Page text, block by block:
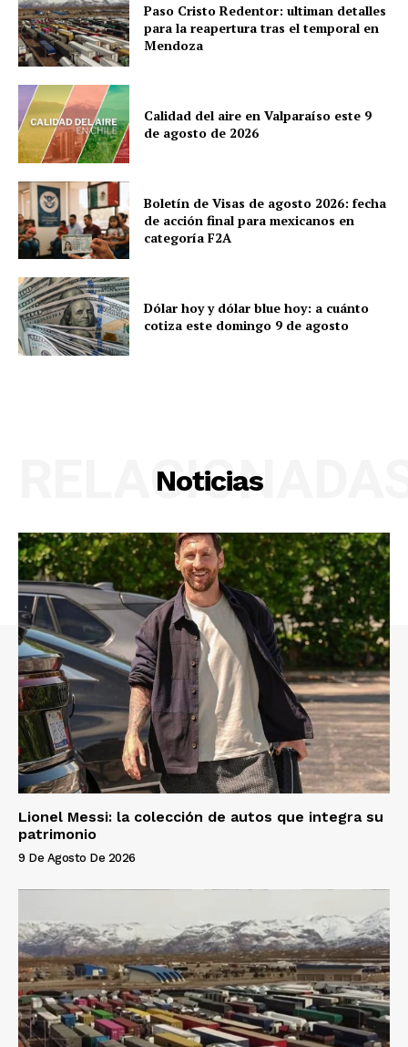
Paso Cristo Redentor: ultiman detalles
para la reapertura tras el temporal en
Mendoza
Calidad del aire en Valparaíso este 9
de agosto de 2026
Boletín de Visas de agosto 2026: fecha
de acción final para mexicanos en
categoría F2A
Dólar hoy y dólar blue hoy: a cuánto
cotiza este domingo 9 de agosto
Noticias
Lionel Messi: la colección de autos que integra su
patrimonio
9 De Agosto De 2026